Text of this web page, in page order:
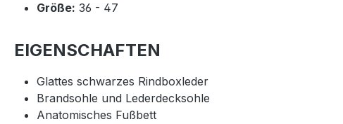
Größe: 36 - 47
EIGENSCHAFTEN
Glattes schwarzes Rindboxleder
Brandsohle und Lederdecksohle
Anatomisches Fußbett